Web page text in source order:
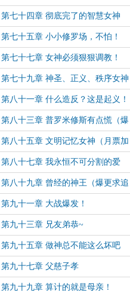
么伤害我！
第七十四章 彻底完了的智慧女神
第七十五章 小小修罗场，不怕！
（一更，求首订~）
第七十七章 女神必须狠狠调教！
（三更，求追读~）
第七十九章 神圣、正义、秩序女神
（五更，求追读~）
第八十一章 什么造反？这是起义！
（求追读~）
第八十三章 普罗米修斯有点慌（爆
更求追读~）
第八十五章 文明记忆女神（月票加
更~求月票~）
第八十七章 我永恒不可分割的爱
（求追读~）
第八十九章 曾经的神王（爆更求追
读~）
第九十一章 大战爆发！
第九十三章 兄友弟恭~
第九十五章 做神总不能这么坏吧
第九十七章 父慈子孝
第九十九章 算计的就是母亲！